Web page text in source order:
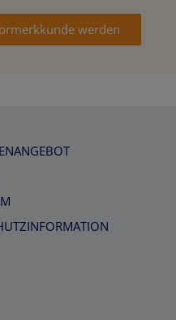
werden